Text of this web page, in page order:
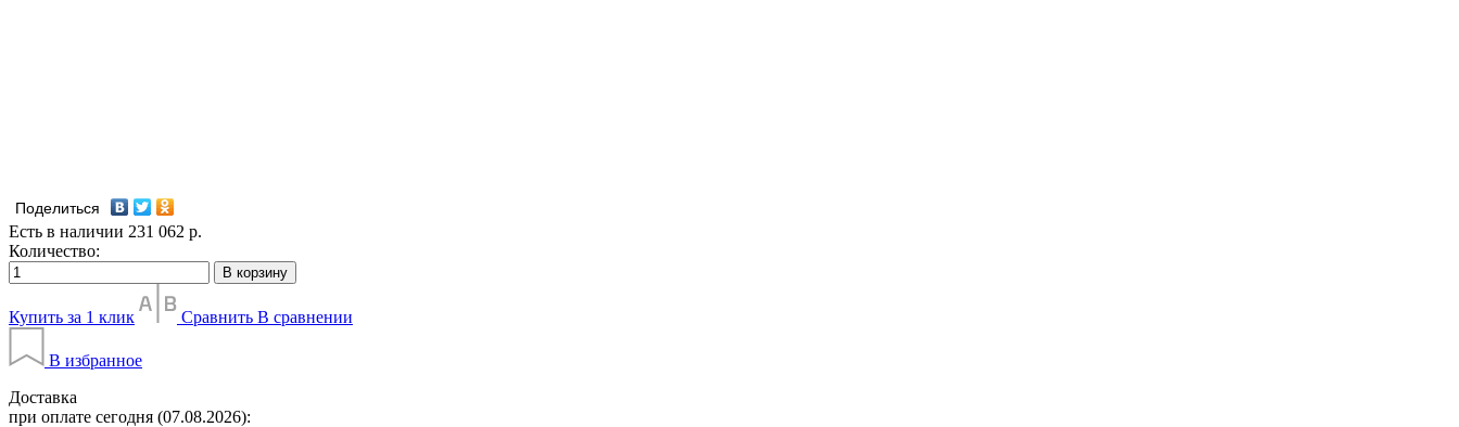
Поделиться
Есть в наличии 231 062 р.
Количество:
В корзину
Купить за 1 клик Сравнить В сравнении
В избранное
Доставка
при оплате сегодня (07.08.2026):